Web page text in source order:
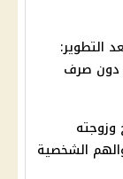
التطوير:
دون صرف
الشخصية